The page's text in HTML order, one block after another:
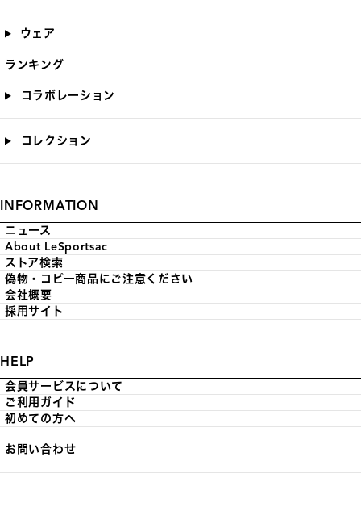
ウェア
ランキング
コラボレーション
コレクション
INFORMATION
ニュース
About LeSportsac
ストア検索
偽物・コピー商品にご注意ください
会社概要
採用サイト
HELP
会員サービスについて
ご利用ガイド
初めての方へ
お問い合わせ